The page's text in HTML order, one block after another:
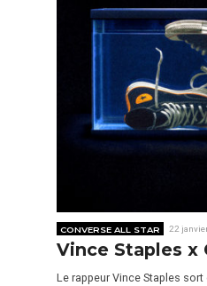
CONVERSE ALL STAR 22
Vince Staples x
Le rappeur Vince Staples